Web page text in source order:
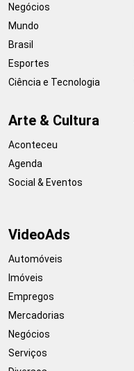
Negócios
Mundo
Brasil
Esportes
Ciência e Tecnologia
Arte & Cultura
Aconteceu
Agenda
Social & Eventos
VideoAds
Automóveis
Imóveis
Empregos
Mercadorias
Negócios
Serviços